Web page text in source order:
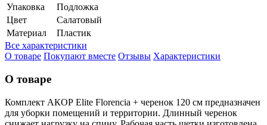
Упаковка
Подложка
Цвет
Салатовый
Материал
Пластик
Все характеристики
О товаре Покупают вместе Отзывы Характеристики
О товаре
Комплект АКОР Elite Florencia + черенок 120 см предназначен
для уборки помещений и территории. Длинный черенок